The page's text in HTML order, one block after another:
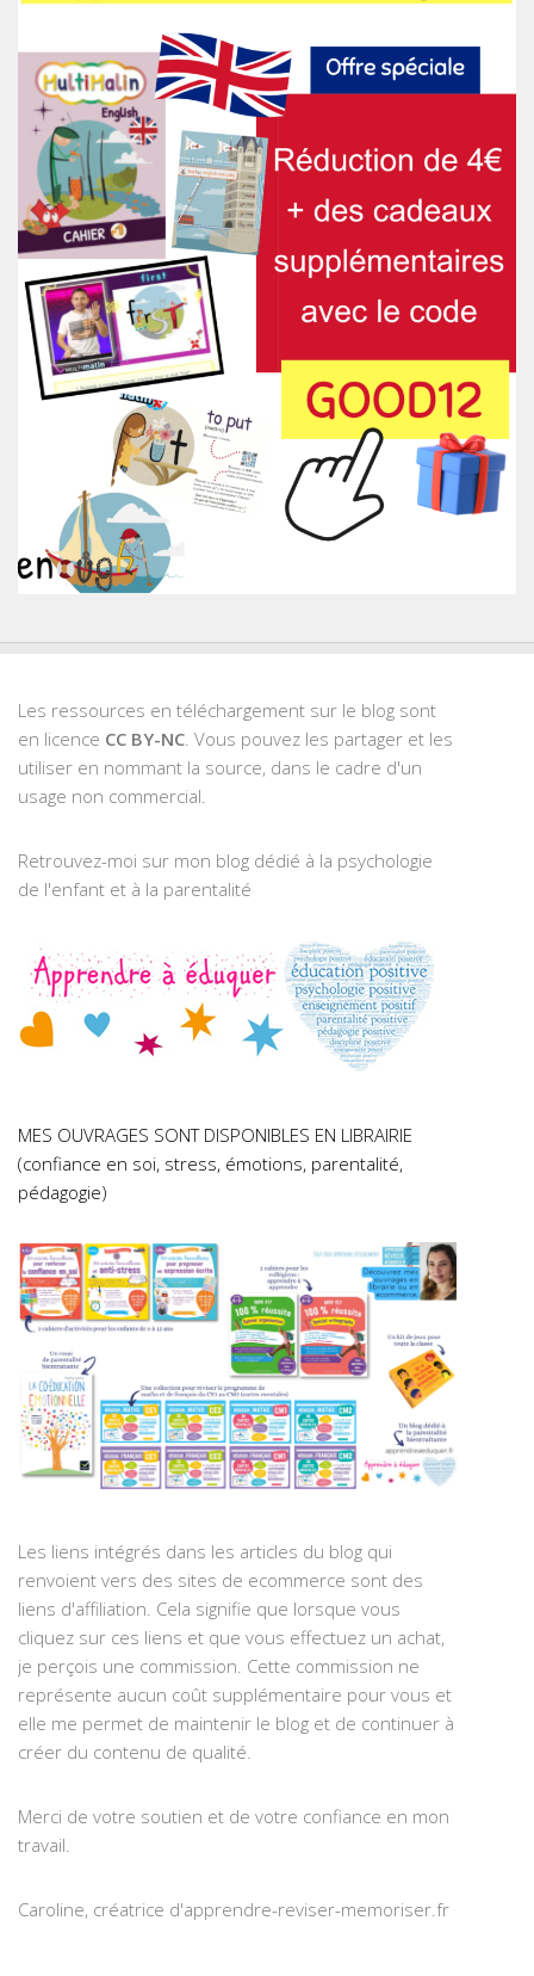
Les ressources en téléchargement sur le blog sont
en licence CC BY-NC . Vous pouvez les partager et les
utiliser en nommant la source, dans le cadre d'un
usage non commercial.
Retrouvez-moi sur mon blog dédié à la psychologie
de l'enfant et à la parentalité
MES OUVRAGES SONT DISPONIBLES EN LIBRAIRIE
(confiance en soi, stress, émotions, parentalité,
pédagogie)
Les liens intégrés dans les articles du blog qui
renvoient vers des sites de ecommerce sont des
liens d'affiliation. Cela signifie que lorsque vous
cliquez sur ces liens et que vous effectuez un achat,
je perçois une commission. Cette commission ne
représente aucun coût supplémentaire pour vous et
elle me permet de maintenir le blog et de continuer à
créer du contenu de qualité.
Merci de votre soutien et de votre confiance en mon
travail.
Caroline, créatrice d'apprendre-reviser-memoriser.fr